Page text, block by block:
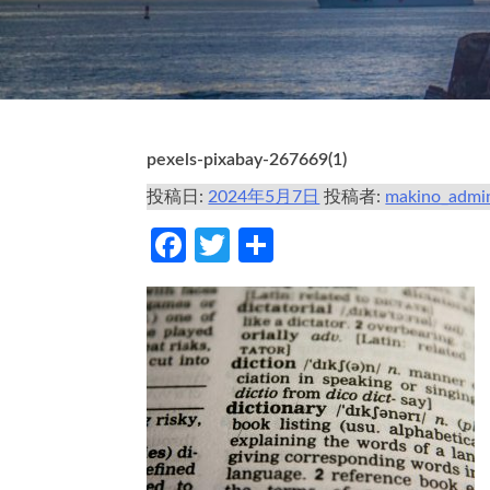
pexels-pixabay-267669(1)
投稿日:2024年5月7日 投稿者:
Facebook
Twitter
有